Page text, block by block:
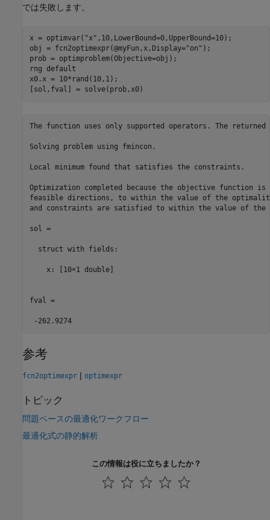
では失敗します。
x = optimvar( "x" ,10,LowerBound=0,UpperBound=10);
obj = fcn2optimexpr(@myFun,x,Display="on" );
prob = optimproblem(Objective=obj);
rng default
x0.x = 10*rand(10,1);
[sol,fval] = solve(prob,x0)
The function uses only supported operators. The
Solving problem using fmincon.
Local minimum found that satisfies the constraints.
Optimization completed because the objective function
feasible directions, to within the value of the
and constraints are satisfied to within the value of the
sol =
  struct with fields:
    x: [10×1 double]
fval =
-262.9274
参考
fcn2optimexpr | optimexpr
トピック
問題ベースの最適化ワークフロー
最適化式の静的解析
この情報は役に立ちましたか？